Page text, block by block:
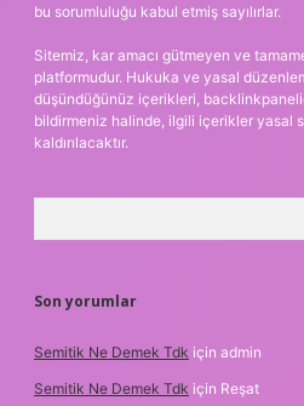
bu sorumluluğu kabul etmiş sayılırlar.
Sitemiz, kar amacı gütmeyen ve
platformudur. Hukuka ve yasal
düşündüğünüz içerikleri,
bildirmeniz halinde, ilgili içerikler yasal
kaldırılacaktır.
Son yorumlar
Semitik Ne Demek Tdk için admin
Semitik Ne Demek Tdk için Reşat